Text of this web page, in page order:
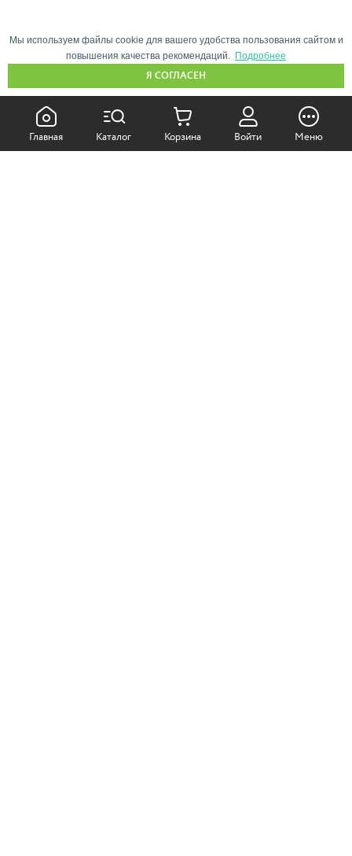
КАК ПОКУПАТЬ:
Главная Каталог Корзина Войти Меню
Мы используем файлы cookie для вашего удобства пользования сайтом и
повышения качества рекомендаций.
Подробнее
Я СОГЛАСЕН